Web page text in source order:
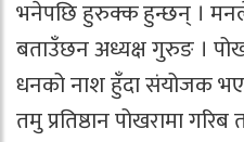
भनेपछि हुरुक्क हुन्छन् ।
बताउँछन अध्यक्ष गुरुङ ।
धनको नाश हुँदा संयोजक
तमु प्रतिष्ठान पोखरामा गरिब